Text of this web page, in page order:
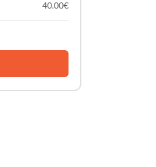
40.00€